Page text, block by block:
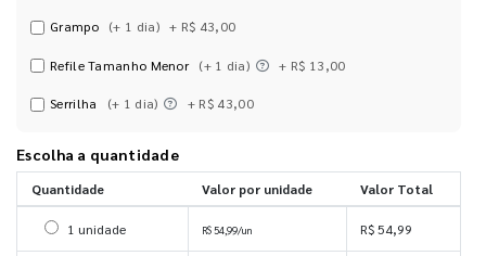
Grampo (+ 1 dia) + R$ 43,00
Refile Tamanho Menor (+ 1 dia) + R$ 13,00
Serrilha (+ 1 dia) + R$ 43,00
Escolha a quantidade
Quantidade Valor por unidade Valor Total
Selecionar 1 unidade
1 unidade R$ 54,99/un R$ 54,99